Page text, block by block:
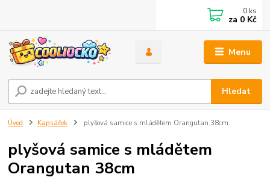
Menu
Hledat
0 ks
za 0 Kč
Úvod Kapsáček plyšová samice s mládětem Orangutan 38cm
plyšová samice s mládětem
Orangutan 38cm